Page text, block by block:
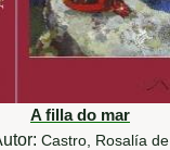
A filla do mar
Castro, Rosalía de